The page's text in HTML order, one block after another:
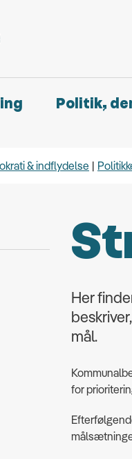
Politik,
& indflydelse
Her
mål.
for